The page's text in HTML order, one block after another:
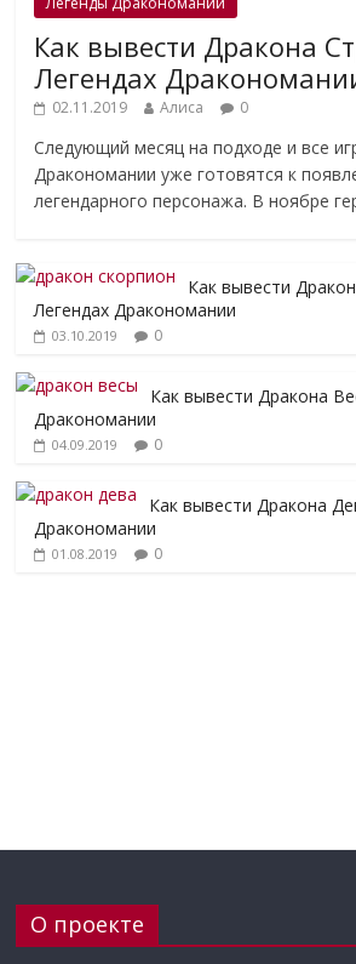
Как вывести Дракона
Легендах
02.11.2019 Алиса 0
Следующий месяц на подходе и все
Дракономании уже готовятся к
легендарного персонажа. В ноябре
Как вывести
Легендах Дракономании
03.10.2019 0
Как вывести Дракона
Дракономании
04.09.2019 0
Как вывести Дракона
Дракономании
01.08.2019 0
О проекте